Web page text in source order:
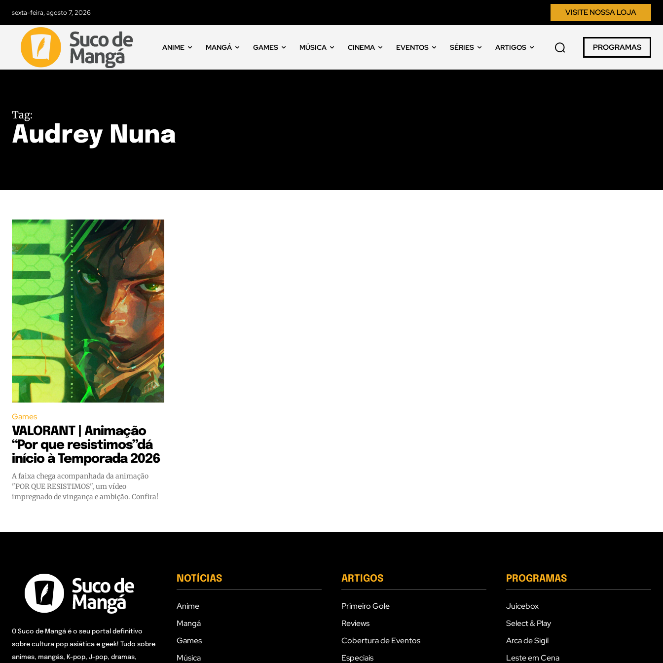
sexta-feira, agosto 7, 2026 VISITE NOSSA LOJA
ANIME MANGÁ GAMES MÚSICA CINEMA EVENTOS SÉRIES ARTIGOS PROGRAMAS
Tag:
Audrey Nuna
Games
VALORANT | Animação
“Por que resistimos”dá
início à Temporada 2026
A faixa chega acompanhada da animação
"POR QUE RESISTIMOS", um vídeo
impregnado de vingança e ambição. Confira!
O Suco de Mangá é o seu portal definitivo
sobre cultura pop asiática e geek! Tudo sobre
animes, mangás, K-pop, J-pop, dramas,
NOTÍCIAS
Anime
Mangá
Games
Música
ARTIGOS
Primeiro Gole
Reviews
Cobertura de Eventos
Especiais
PROGRAMAS
Juicebox
Select & Play
Arca de Sigil
Leste em Cena